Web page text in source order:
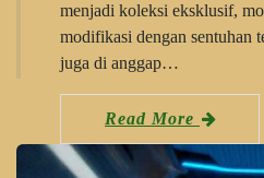
menjadi koleksi eksklusif,
modifikasi dengan sentuhan
juga di anggap…
Read More